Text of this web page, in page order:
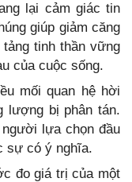
lại cảm giác tin
giúp giảm căng
tinh thần vững
của cuộc sống.
mối quan hệ hời
lượng bị phân tán.
lựa chọn đầu
sự có ý nghĩa.
đo giá trị của một